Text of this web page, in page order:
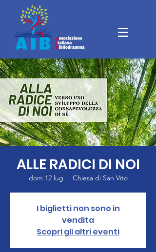
ALLE RADICI DI NOI
dom 12 lug
  |
Chiesa di San Vito
I biglietti non sono in
vendita
Scopri gli altri eventi